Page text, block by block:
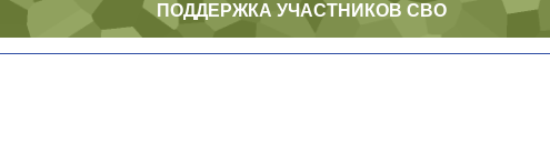
ПОДДЕРЖКА УЧАСТНИКОВ СВО